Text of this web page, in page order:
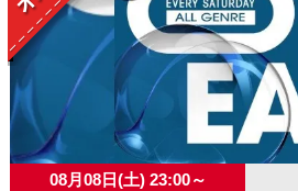
08月08日(土) 23:00～